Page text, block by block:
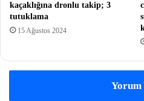
kaçaklığına dronlu takip; 3
tutuklama
15 Ağustos 2024
Yorum